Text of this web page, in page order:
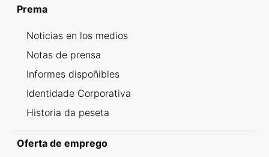
Prema
Noticias en los medios
Notas de prensa
Informes dispoñibles
Identidade Corporativa
Historia da peseta
Oferta de emprego